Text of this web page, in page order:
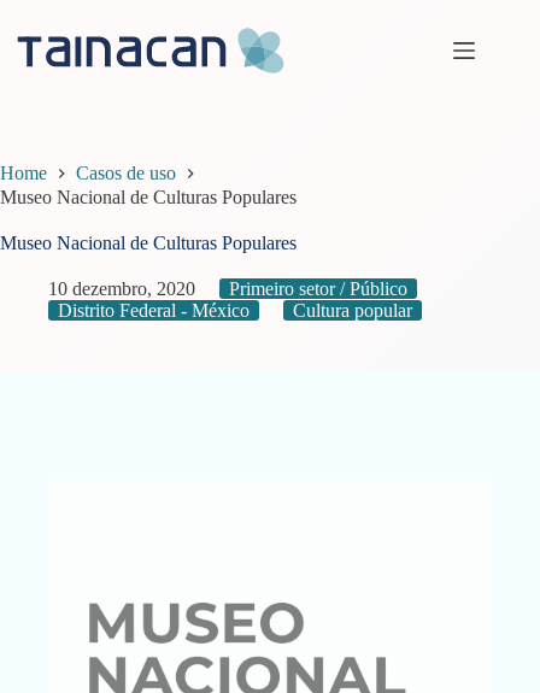
conteúdo
Home
Casos de uso
Museo Nacional de Culturas Populares
Museo Nacional de Culturas Populares
10 dezembro, 2020
Primeiro setor / Público
Distrito Federal - México
Cultura popular